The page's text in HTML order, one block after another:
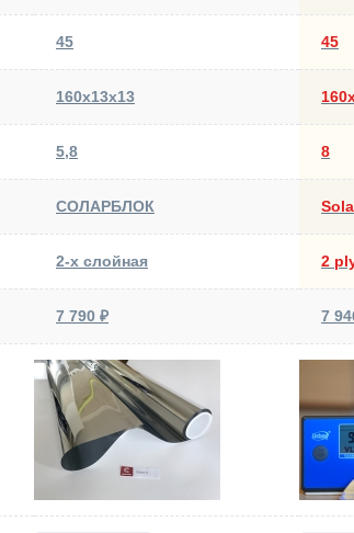
45 45
160x13x13
5,8 8
СОЛАРБЛОК
2-х слойная 2
7 790 ₽ 7